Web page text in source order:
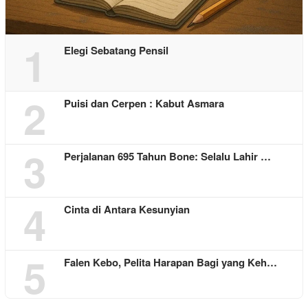
1 Elegi Sebatang Pensil
2 Puisi dan Cerpen : Kabut Asmara
3 Perjalanan 695 Tahun Bone: Selalu Lahir …
4 Cinta di Antara Kesunyian
5 Falen Kebo, Pelita Harapan Bagi yang Keh…